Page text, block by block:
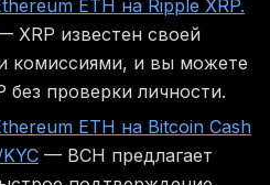
ETH на Ripple XRP.
XRP известен своей
комиссиями, и вы можете
без проверки личности.
ETH на Bitcoin Cash
— BCH предлагает